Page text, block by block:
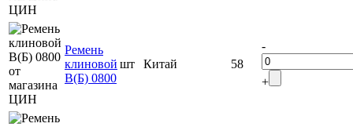
Ремень
клиновой
В(Б) 0800
шт Китай 58
-
+